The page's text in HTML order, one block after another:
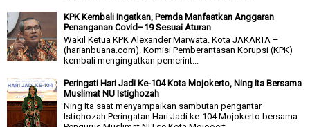
KPK Kembali Ingatkan, Pemda Manfaatkan Anggaran
Penanganan Covid–19 Sesuai Aturan
Wakil Ketua KPK Alexander Marwata. Kota JAKARTA –
(harianbuana.com). Komisi Pemberantasan Korupsi (KPK)
kembali mengingatkan pemerint...
Peringati Hari Jadi Ke-104 Kota Mojokerto, Ning Ita Bersama
Muslimat NU Istighozah
Ning Ita saat menyampaikan sambutan pengantar
Istiqhozah Peringatan Hari Jadi ke-104 Mojokerto bersama